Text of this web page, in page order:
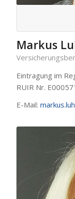
Markus
Eintragung im
RUIR Nr.
E-Mail: